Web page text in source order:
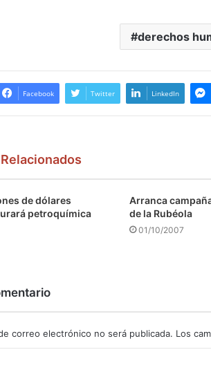
derechos
Facebook Twitter LinkedIn
de dólares
petroquímica
Arranca
de la Rubéola
01/10/2007
correo electrónico no será publicada. Los